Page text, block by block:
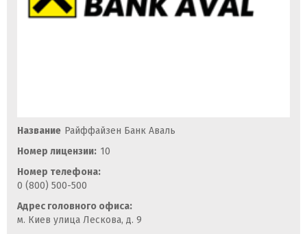
Название Райффайзен Банк Аваль
Номер лицензии: 10
Номер телефона:
0 (800) 500-500
Адрес головного офиса:
м. Киев улица Лескова, д. 9